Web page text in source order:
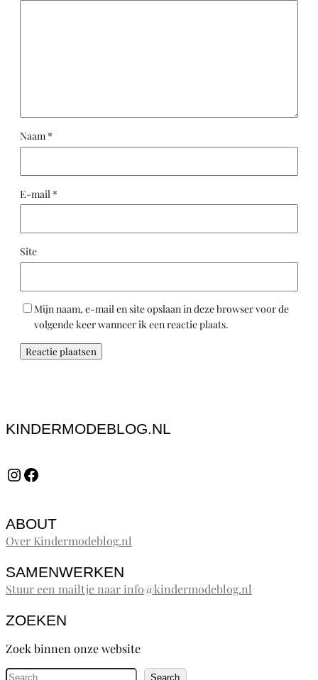
Naam *
E-mail *
Site
Mijn naam, e-mail en site opslaan in deze browser voor de
volgende keer wanneer ik een reactie plaats.
KINDERMODEBLOG.NL
InstagramFacebook
ABOUT
Over Kindermodeblog.nl
SAMENWERKEN
Stuur een mailtje naar info@kindermodeblog.nl
ZOEKEN
Zoek binnen onze website
Z
Search